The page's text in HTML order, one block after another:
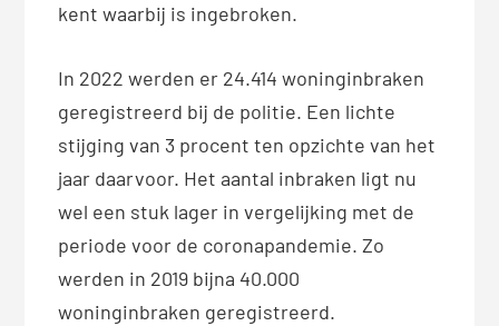
kent waarbij is ingebroken.
In 2022 werden er 24.414 woninginbraken
geregistreerd bij de politie. Een lichte
stijging van 3 procent ten opzichte van het
jaar daarvoor. Het aantal inbraken ligt nu
wel een stuk lager in vergelijking met de
periode voor de coronapandemie. Zo
werden in 2019 bijna 40.000
woninginbraken geregistreerd.